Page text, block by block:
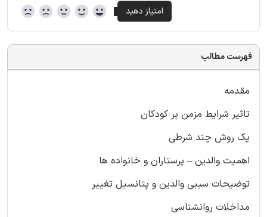
فهرست مطالب
مقدمه
تاثیر شرایط مزمن بر کودکان
یک روش چند شرطی
اهمیت والدین – پرستاران و خانواده ها
توضیحات سببی والدین و پتانسیل تغییر
مداخلات روانشناسی